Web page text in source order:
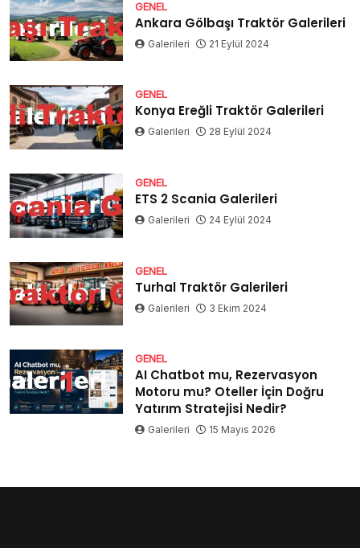
GENEL
Ankara Gölbaşı Traktör Galerileri
Galerileri 21 Eylül 2024
GENEL
Konya Ereğli Traktör Galerileri
Galerileri 28 Eylül 2024
GENEL
ETS 2 Scania Galerileri
Galerileri 24 Eylül 2024
GENEL
Turhal Traktör Galerileri
Galerileri 3 Ekim 2024
GENEL
AI Chatbot mu, Rezervasyon
Motoru mu? Oteller İçin Doğru
Yatırım Stratejisi Nedir?
Galerileri 15 Mayıs 2026